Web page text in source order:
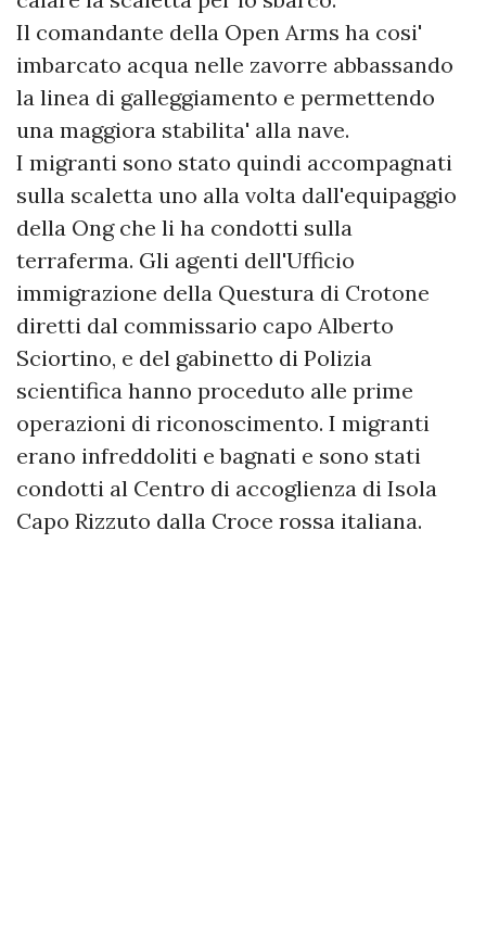
Il comandante della Open Arms ha cosi'
imbarcato acqua nelle zavorre abbassando
la linea di galleggiamento e permettendo
una maggiora stabilita' alla nave.
I migranti sono stato quindi accompagnati
sulla scaletta uno alla volta dall'equipaggio
della Ong che li ha condotti sulla
terraferma. Gli agenti dell'Ufficio
immigrazione della Questura di Crotone
diretti dal commissario capo Alberto
Sciortino, e del gabinetto di Polizia
scientifica hanno proceduto alle prime
operazioni di riconoscimento. I migranti
erano infreddoliti e bagnati e sono stati
condotti al Centro di accoglienza di Isola
Capo Rizzuto dalla Croce rossa italiana.